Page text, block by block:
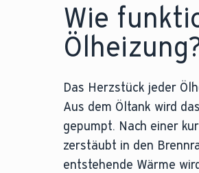
Wie
Das Herzstück jeder
Aus dem Öltank wird
gepumpt. Nach einer
zerstäubt in den
entstehende Wärme